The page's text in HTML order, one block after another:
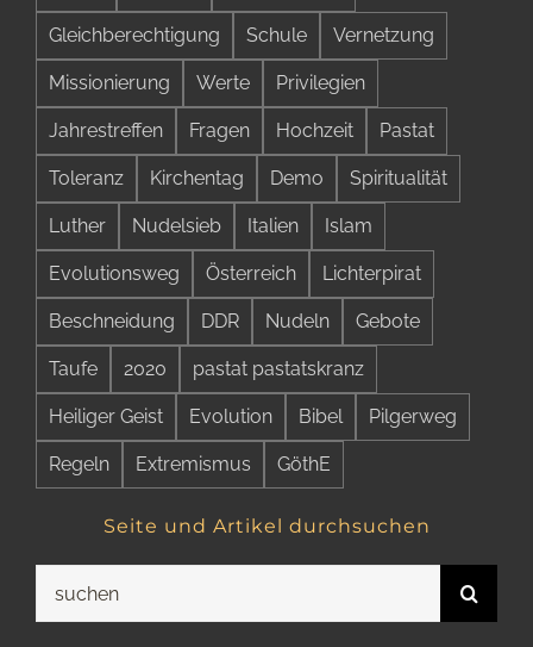
Gleichberechtigung Schule Vernetzung
Missionierung Werte Privilegien
Jahrestreffen Fragen Hochzeit Pastat
Toleranz Kirchentag Demo Spiritualität
Luther Nudelsieb Italien Islam
Evolutionsweg Österreich Lichterpirat
Beschneidung DDR Nudeln Gebote
Taufe 2020 pastat pastatskranz
Heiliger Geist Evolution Bibel Pilgerweg
Regeln Extremismus GöthE
Seite und Artikel durchsuchen
nach: